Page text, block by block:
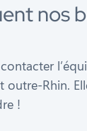
nos
Rhin.
!